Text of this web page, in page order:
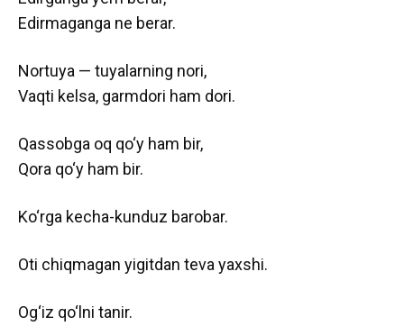
Edirmaganga ne berar.
Nortuya — tuyalarning nori,
Vaqti kelsa, garmdori ham dori.
Qassobga oq qo‘y ham bir,
Qora qo‘y ham bir.
Ko‘rga kecha-kunduz barobar.
Oti chiqmagan yigitdan teva yaxshi.
Og‘iz qo‘lni tanir.